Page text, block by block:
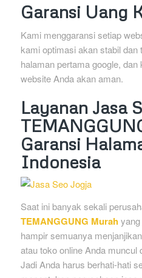
Garansi Uang
Kami menggaransi setiap
kami optimasi akan stabil dan
halaman pertama google,
website Anda akan aman.
Layanan Jasa
Garansi
Indonesia
Saat ini banyak sekali
TEMANGGUNG Murahyang
hampir semuanya
atau toko online Anda muncul
Jadi Anda harus berhati-hati